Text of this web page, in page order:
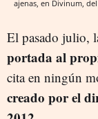
ajenas, en Divinum,
El pasado julio,
portada al
cita en ningún
creado por el